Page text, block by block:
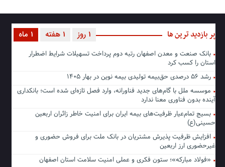
پر بازدید ترین ها 1 ماه 1 هفته 1 روز
بانک صنعت و معدن اصفهان رتبه دوم پرداخت تسهیلات شرایط اضطرار
استان را کسب کرد
رشد ۵۶ درصدی حق‌بیمه تولیدی بیمه نوین در بهار ۱۴۰۵
موسسه ملل با گام‌های جدید فناورانه، وارد فصل تازه‌ای شده است؛ بانکداری
آینده بدون فناوری معنا ندارد
بسیج تمام‌عیار ظرفیت‌های بیمه ایران برای امنیت خاطر زائران اربعین
حسینی(ع)
افزایش ظرفیت پذیرش مشتریان در بانک ملت برای فروش حضوری و
غیرحضوری ارز اربعین
«فولاد مبارکه»؛ ستون فکری و عملی امنیت سلامت استان اصفهان